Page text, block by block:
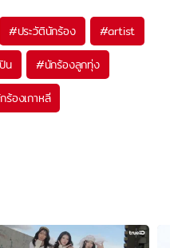
#ประวัตินักร้อง #artist
น #นักร้องลูกทุ่ง
ร้องเกาหลี